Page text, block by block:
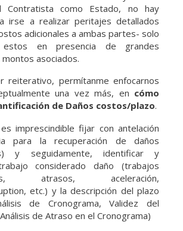
como Estado, no hay
irse a realizar peritajes detallados
adicionales a ambas partes- solo
en presencia de grandes
asociados.
reiterativo, permítanme enfocarnos
una vez más, en cómo
de Daños costos/plazo.
imprescindible fijar con antelación
para la recuperación de daños
y seguidamente, identificar y
considerado daño (trabajos
atrasos, aceleración,
etc.) y la descripción del plazo
de Cronograma, Validez del
de Atraso en el Cronograma)